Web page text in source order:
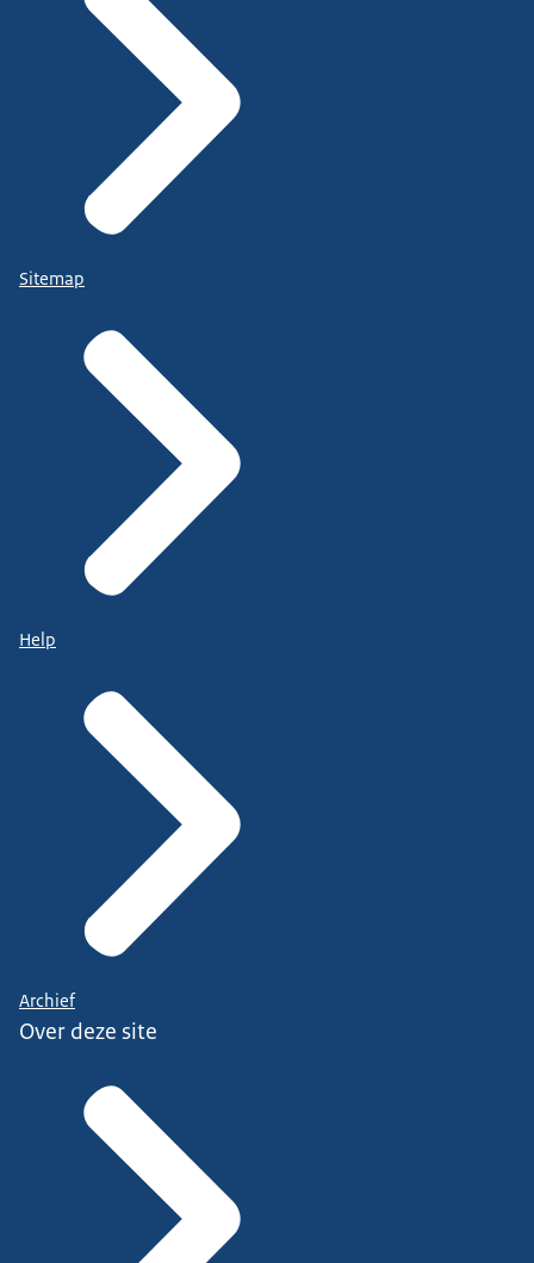
Sitemap
Help
Archief
Over deze site